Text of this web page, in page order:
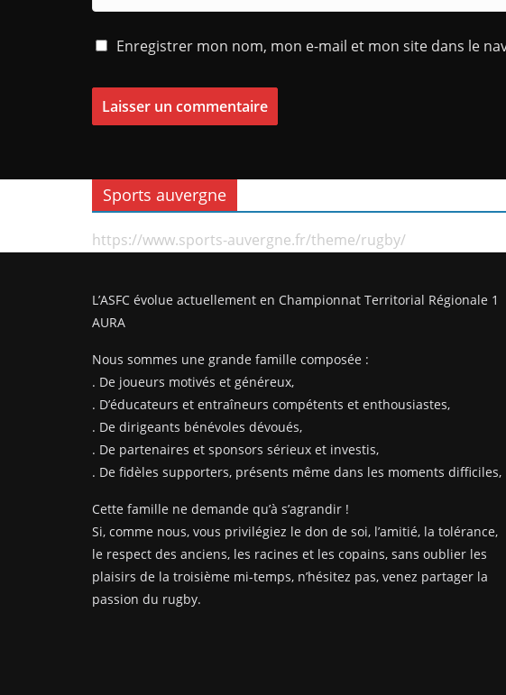
Enregistrer mon nom, mon e-mail et mon site dans le
Sports auvergne
https://www.sports-auvergne.fr/theme/rugby/
L’ASFC évolue actuellement en Championnat Territorial Régionale 1
AURA
Nous sommes une grande famille composée :
. De joueurs motivés et généreux,
. D’éducateurs et entraîneurs compétents et enthousiastes,
. De dirigeants bénévoles dévoués,
. De partenaires et sponsors sérieux et investis,
. De fidèles supporters, présents même dans les moments difficiles,
Cette famille ne demande qu’à s’agrandir !
Si, comme nous, vous privilégiez le don de soi, l’amitié, la tolérance,
le respect des anciens, les racines et les copains, sans oublier les
plaisirs de la troisième mi-temps, n’hésitez pas, venez partager la
passion du rugby.